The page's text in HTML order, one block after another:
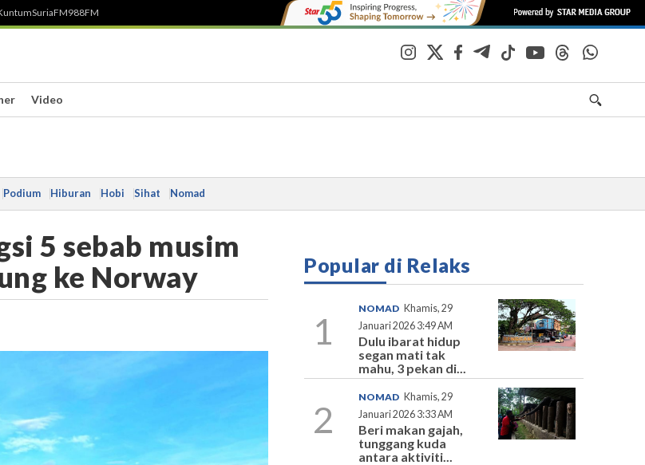
SuriaFM988FM
Video
Podium Hiburan Hobi Sihat Nomad
5 sebab musim
ke Norway
Popular di Relaks
1
NOMAD Khamis, 29
Januari 2026 3:49 AM
Dulu ibarat hidup
segan mati tak
mahu, 3 pekan di...
2
NOMAD Khamis, 29
Januari 2026 3:33 AM
Beri makan gajah,
tunggang kuda
antara aktiviti...